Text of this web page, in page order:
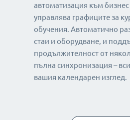
автоматизация към
управлява графиците за
обучения. Автоматично
стаи и оборудване, и
продължителност от
пълна синхронизация –
вашия календарен изглед.